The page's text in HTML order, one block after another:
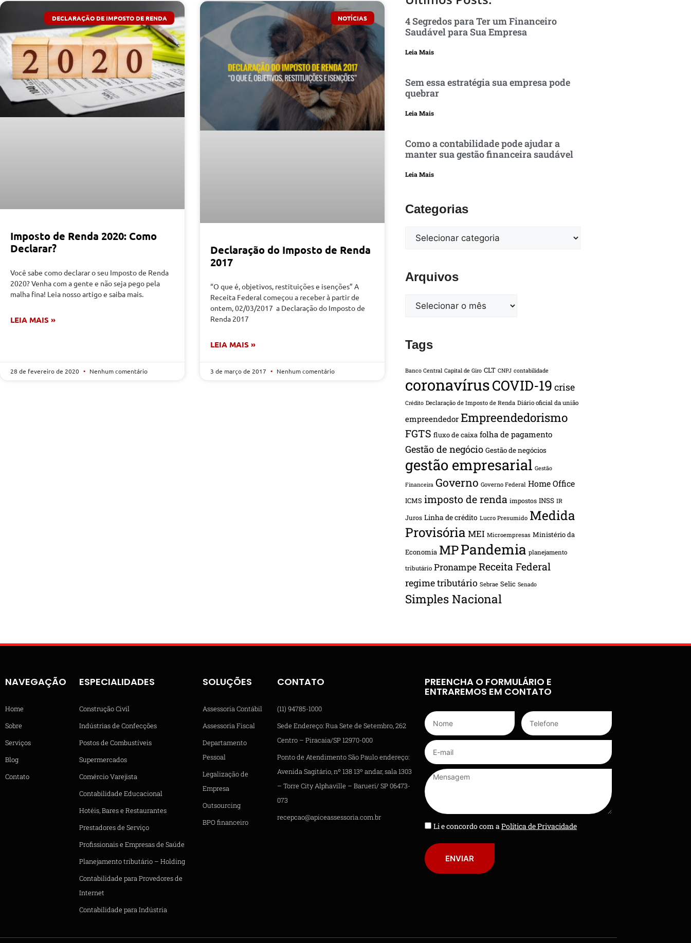
DECLARAÇÃO DE IMPOSTO DE RENDA
Imposto de Renda 2020: Como
Declarar?
Você sabe como declarar o seu Imposto de Renda
2020? Venha com a gente e não seja pego pela
malha fina! Leia nosso artigo e saiba mais.
LEIA MAIS »
28 de fevereiro de 2020 Nenhum comentário
NOTÍCIAS
Declaração do Imposto de Renda
2017
“O que é, objetivos, restituições e isenções” A
Receita Federal começou a receber à partir de
ontem, 02/03/2017 a Declaração do Imposto de
Renda 2017
LEIA MAIS »
3 de março de 2017 Nenhum comentário
4 Segredos para Ter um Financeiro
Saudável para Sua Empresa
Leia Mais
Sem essa estratégia sua empresa pode
quebrar
Leia Mais
Como a contabilidade pode ajudar a
manter sua gestão financeira saudável
Leia Mais
Categorias
Arquivos
Tags
Banco Central Capital de Giro CLT CNPJ contabilidade
coronavírusCOVID-19 crise
Crédito Declaração de Imposto de Renda Diário oficial da união
empreendedor Empreendedorismo
FGTS fluxo de caixa folha de pagamento
Gestão de negócio Gestão de negócios
gestão empresarial Gestão
Financeira Governo Governo Federal Home Office
ICMS imposto de renda impostos INSS IR
Juros Linha de crédito Lucro Presumido Medida
Provisória MEI Microempresas Ministério da
Economia MPPandemia planejamento
tributário PronampeReceita Federal
regime tributário Sebrae Selic Senado
Simples Nacional
NAVEGAÇÃO
Home
Sobre
Serviços
Blog
Contato
ESPECIALIDADES
Construção Civil
Indústrias de Confecções
Postos de Combustíveis
Supermercados
Comércio Varejista
Contabilidade Educacional
Hotéis, Bares e Restaurantes
Prestadores de Serviço
Profissionais e Empresas de Saúde
Planejamento tributário – Holding
Contabilidade para Provedores de
Internet
Contabilidade para Indústria
SOLUÇÕES
Assessoria Contábil
Assessoria Fiscal
Departamento
Pessoal
Legalização de
Empresa
Outsourcing
BPO financeiro
CONTATO
(11) 94785-1000
Sede Endereço: Rua Sete de Setembro, 262
Centro – Piracaia/SP 12970-000
Ponto de Atendimento São Paulo endereço:
Avenida Sagitário, nº 138 13º andar, sala 1303
– Torre City Alphaville – Barueri/ SP 06473-
073
recepcao@apiceassessoria.com.br
PREENCHA O FORMULÁRIO E
ENTRAREMOS EM CONTATO
Li e concordo com aPolítica de Privacidade
ENVIAR